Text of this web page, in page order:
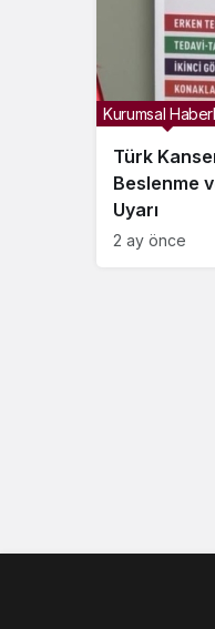
Türk
Beslenme
Uyarı
Kurumsal
2 ay önce